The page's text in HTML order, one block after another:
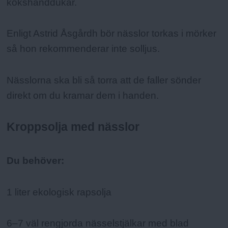
kökshanddukar.
Enligt Astrid Åsgårdh bör nässlor torkas i mörker
så hon rekommenderar inte solljus.
Nässlorna ska bli så torra att de faller sönder
direkt om du kramar dem i handen.
Kroppsolja med nässlor
Du behöver:
1 liter ekologisk rapsolja
6–7 väl rengjorda nässelstjälkar med blad